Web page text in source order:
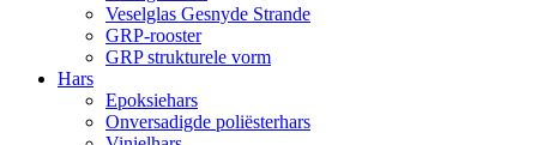
Veselglas Gesnyde Strande
GRP-rooster
GRP strukturele vorm
Hars
Epoksiehars
Onversadigde poliësterhars